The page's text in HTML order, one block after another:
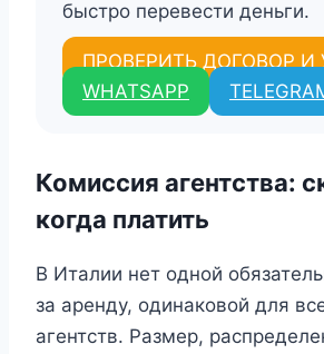
быстро перевести деньги.
ПРОВЕРИТЬ ДОГОВОР И
WHATSAPP
Комиссия агентства:
когда платить
В Италии нет одной
за аренду, одинаковой для
агентств. Размер,